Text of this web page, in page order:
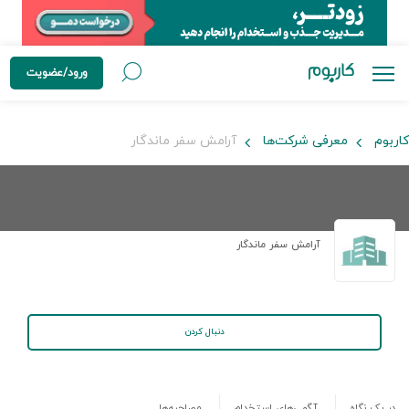
ورود/عضویت
کاربوم معرفی شرکت‌ها آرامش سفر ماندگار
آرامش سفر ماندگار
دنبال کردن